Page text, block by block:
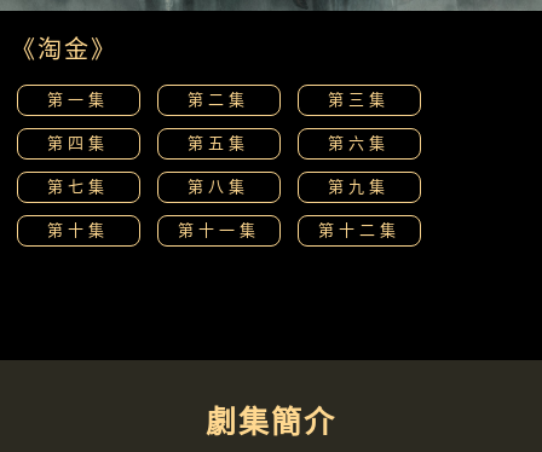
《淘金》
第一集 第二集
第三集
第四集
第五集
第六集
第七集
第八集
第九集
第十集
第十一集 第十二集
劇集簡介